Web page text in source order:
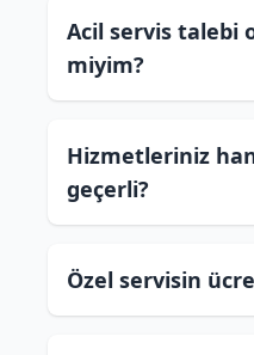
Acil servis talebi
miyim?
Hizmetleriniz
geçerli?
Özel servisin